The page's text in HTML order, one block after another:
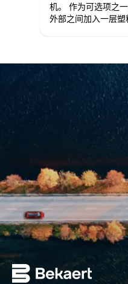
机。 作为可选项之
外部之间加入一层塑